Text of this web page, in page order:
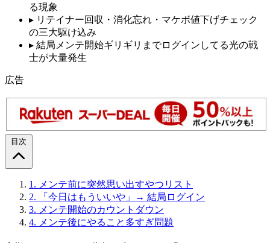
る現象
▸ リテイナー回収・消化忘れ・マケボ値下げチェック
の三大駆け込み
▸ 結局メンテ開始ギリギリまでログインしてる光の戦
士が大量発生
広告
目次
1. メンテ前に突然思い出すやつリスト
2.
「今日はもういいや」→ 結局ログイン
3. メンテ開始のカウントダウン
4. メンテ後にやること多すぎ問題